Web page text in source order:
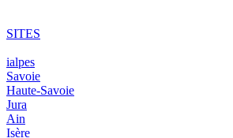
SITES
ialpes
Savoie
Haute-Savoie
Jura
Ain
Isère